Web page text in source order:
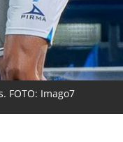
FOTO: Imago7